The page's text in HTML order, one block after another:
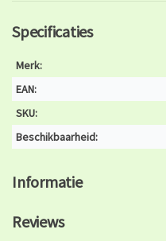
Specificaties
Merk:
EAN:
SKU:
Beschikbaarheid:
Informatie
Reviews